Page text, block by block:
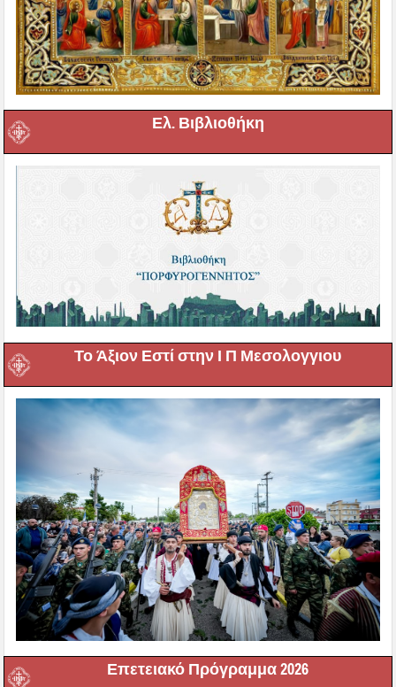
Ελ. Βιβλιοθήκη
Το Άξιον Εστί στην Ι Π Μεσολογγιου
Επετειακό Πρόγραμμα 2026